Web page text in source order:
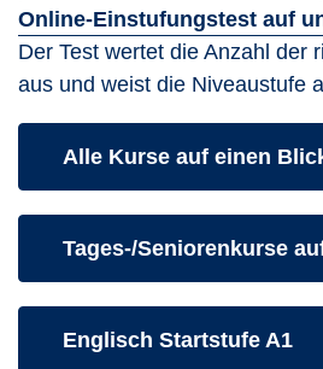
Online-Einstufungstest auf
Der Test wertet die Anzahl der
aus und weist die Niveaustufe
Kurse des folgenden
Alle Kurse auf einen
Kurse des folgenden
Tages-/Seniorenkurse
Kurse des folgenden
Englisch Startstufe A1